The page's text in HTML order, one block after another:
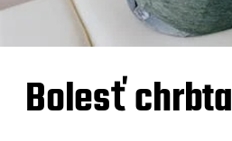
Bolesť chrbta